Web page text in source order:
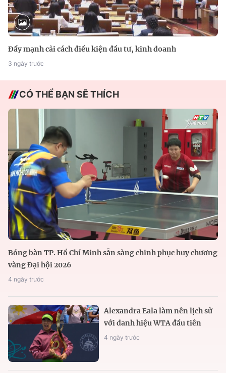
Đẩy mạnh cải cách điều kiện đầu tư, kinh doanh
3 ngày trước
CÓ THỂ BẠN SẼ THÍCH
Bóng bàn TP. Hồ Chí Minh sẵn sàng chinh phục huy chương
vàng Đại hội 2026
4 ngày trước
Alexandra Eala làm nên lịch sử
với danh hiệu WTA đầu tiên
4 ngày trước